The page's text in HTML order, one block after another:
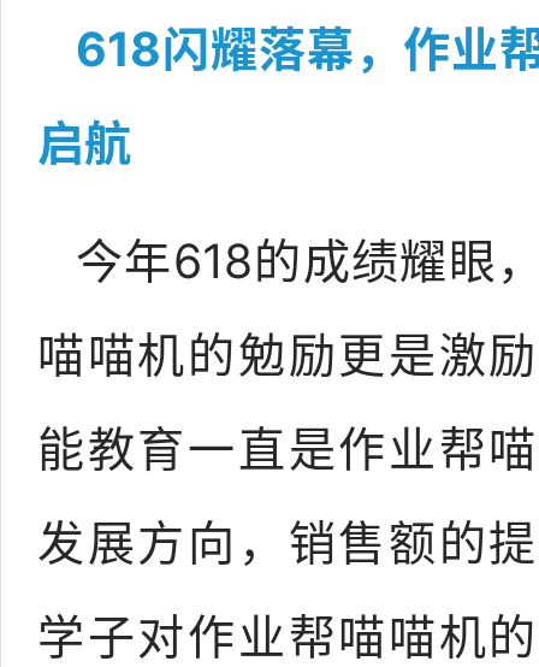
618闪耀落幕，作业
启航
今年618的成绩耀眼
喵喵机的勉励更是激
能教育一直是作业帮
发展方向，销售额的
学子对作业帮喵喵机